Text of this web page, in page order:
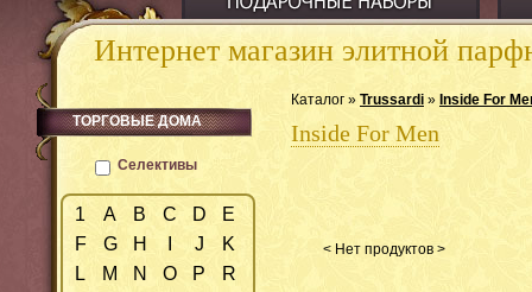
Интернет магазин элитной
Каталог » Trussardi » Inside For
Inside For Men
< Нет продуктов >
ТОРГОВЫЕ ДОМА
Селективы
1 A B C D
E
F
G H J
K
L
M N O P
R